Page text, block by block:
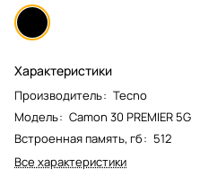
Характеристики
Производитель: Tecno
Модель: Camon 30 PREMIER 5G
Встроенная память, гб: 512
Все характеристики